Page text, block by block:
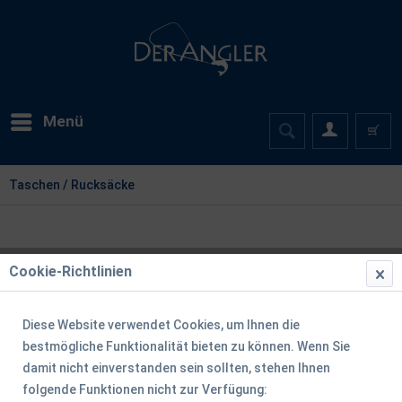
Menü
Taschen / Rucksäcke
Cookie-Richtlinien
Diese Website verwendet Cookies, um Ihnen die
bestmögliche Funktionalität bieten zu können. Wenn Sie
damit nicht einverstanden sein sollten, stehen Ihnen
folgende Funktionen nicht zur Verfügung: